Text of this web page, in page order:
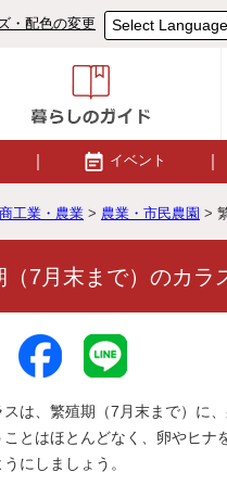
・配色の変更
イベント
商工業・農業 > 農業・市民農園 >
（7月末まで）のカラ
は、繁殖期（7月末まで）に
ことはほとんどなく、卵やヒナ
にしましょう。